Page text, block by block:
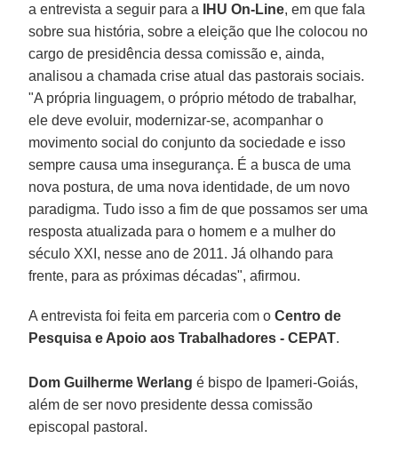
a entrevista a seguir para a
IHU On-Line, em que fala
sobre sua história, sobre a eleição que lhe colocou no
cargo de presidência dessa comissão e, ainda,
analisou a chamada crise atual das pastorais sociais.
"A própria linguagem, o próprio método de trabalhar,
ele deve evoluir, modernizar-se, acompanhar o
movimento social do conjunto da sociedade e isso
sempre causa uma insegurança. É a busca de uma
nova postura, de uma nova identidade, de um novo
paradigma. Tudo isso a fim de que possamos ser uma
resposta atualizada para o homem e a mulher do
século XXI, nesse ano de 2011. Já olhando para
frente, para as próximas décadas", afirmou.
A entrevista foi feita em parceria com oCentro de
Pesquisa e Apoio aos Trabalhadores - CEPAT.
Dom Guilherme Werlang é bispo de Ipameri-Goiás,
além de ser novo presidente dessa comissão
episcopal pastoral.